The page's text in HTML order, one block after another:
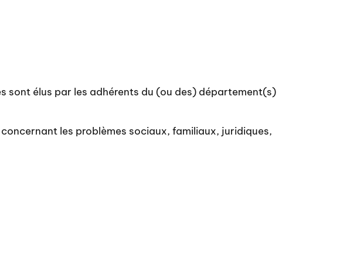
sont élus par les adhérents du (ou des) département(s)
les problèmes sociaux, familiaux, juridiques,